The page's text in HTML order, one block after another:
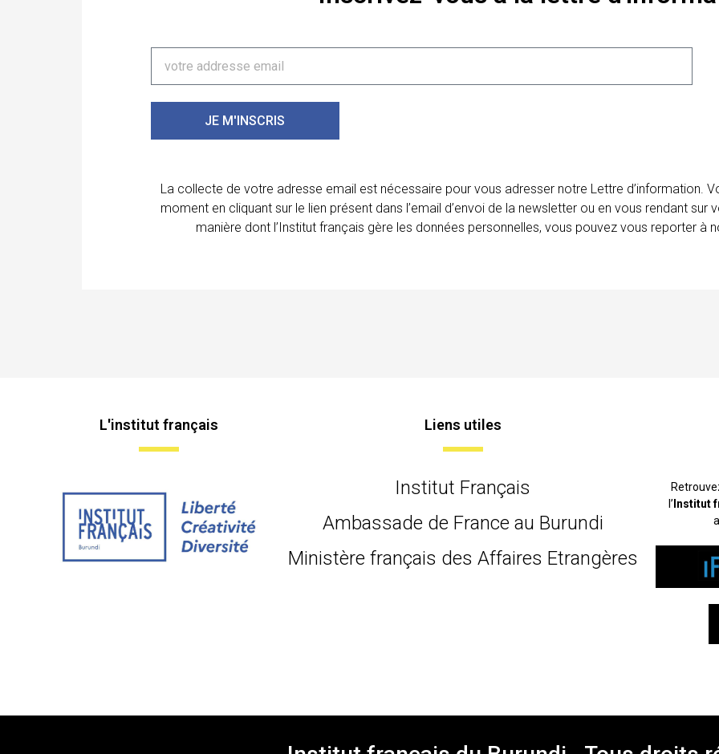
JE M'INSCRIS
La collecte de votre adresse email est nécessaire pour vous adresser notre Lettre d’information.
moment en cliquant sur le lien présent dans l’email d’envoi de la newsletter ou en vous rendant
manière dont l’Institut français gère les données personnelles, vous pouvez vous reporter à
L'institut français Liens utiles
Institut Français
Ambassade de France au Burundi
Ministère français des Affaires Etrangères
l’ Institut